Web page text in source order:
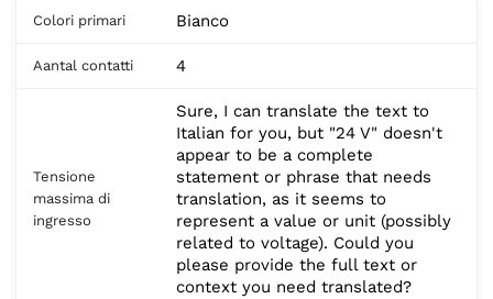
Colori primari Bianco
Aantal contatti 4
Tensione
massima di
ingresso
Sure, I can translate the text to
Italian for you, but "24 V" doesn't
appear to be a complete
statement or phrase that needs
translation, as it seems to
represent a value or unit (possibly
related to voltage). Could you
please provide the full text or
context you need translated?